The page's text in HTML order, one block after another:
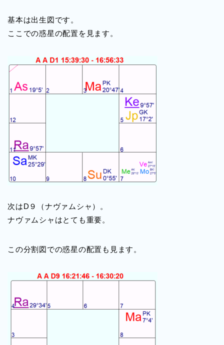
基本は出生図です。
ここでの惑星の配置を見ます。
次はD９（ナヴァムシャ）。
ナヴァムシャはとても重要。
この分割図での惑星の配置も見ます。